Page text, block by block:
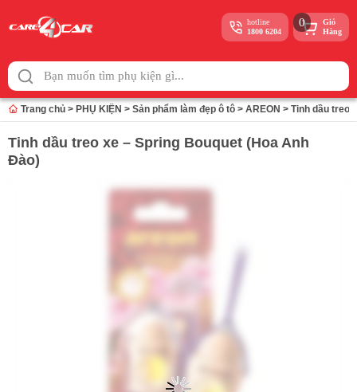
to
content
hotline
1800 6204
0
Giỏ
Hàng
Trang chủ > PHỤ KIỆN > Sản phẩm làm đẹp ô tô > AREON > Tinh dầu treo
Tinh dầu treo xe – Spring Bouquet (Hoa Anh
Đào)